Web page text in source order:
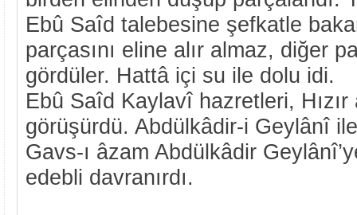
Ebû Saîd talebesine şefkatle
parçasını eline alır almaz, diğer
gördüler. Hattâ içi su ile dolu idi.
Ebû Saîd Kaylavî hazretleri,
görüşürdü. Abdülkâdir-i Geylânî
Gavs-ı âzam Abdülkâdir
edebli davranırdı.